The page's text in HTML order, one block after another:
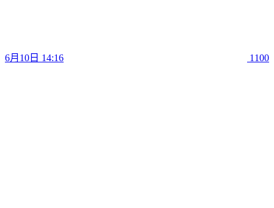
6月10日 14:16 1100